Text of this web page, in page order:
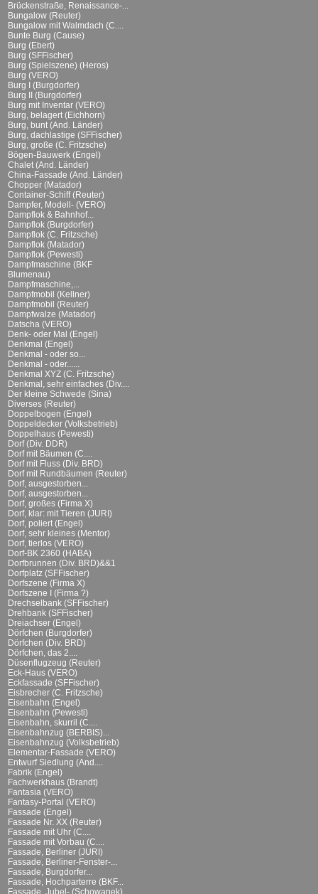
Brückenstraße, Renaissance-...
Bungalow (Reuter)
Bungalow mit Walmdach (C....
Bunte Burg (Cause)
Burg (Ebert)
Burg (SFFischer)
Burg (Spielszene) (Heros)
Burg (VERO)
Burg I (Burgdorfer)
Burg II (Burgdorfer)
Burg mit Inventar (VERO)
Burg, belagert (Eichhorn)
Burg, bunt (And. Länder)
Burg, dachlastige (SFFischer)
Burg, große (C. Fritzsche)
Bögen-Bauwerk (Engel)
Chalet (And. Länder)
China-Fassade (And. Länder)
Chopper (Matador)
Container-Schiff (Reuter)
Dampfer, Modell- (VERO)
Dampflok & Bahnhof...
Dampflok (Burgdorfer)
Dampflok (C. Fritzsche)
Dampflok (Matador)
Dampflok (Pewesti)
Dampfmaschine (BKF
Blumenau)
Dampfmaschine,...
Dampfmobil (Kellner)
Dampfmobil (Reuter)
Dampfwalze (Matador)
Datscha (VERO)
Denk- oder Mal (Engel)
Denkmal (Engel)
Denkmal - oder so...
Denkmal - oder......
Denkmal XYZ (C. Fritzsche)
Denkmal, sehr einfaches (Div....
Der kleine Schwede (Sina)
Diverses (Reuter)
Doppelbogen (Engel)
Doppeldecker (Volksbetrieb)
Doppelhaus (Pewesti)
Dorf (Div. DDR)
Dorf mit Bäumen (C....
Dorf mit Fluss (Div. BRD)
Dorf mit Rundbäumen (Reuter)
Dorf, ausgestorben...
Dorf, ausgestorben...
Dorf, großes (Firma X)
Dorf, klar: mit Tieren (JURI)
Dorf, poliert (Engel)
Dorf, sehr kleines (Mentor)
Dorf, tierlos (VERO)
Dorf-BK 2360 (HABA)
Dorfbrunnen (Div. BRD)&&1
Dorfplatz (SFFischer)
Dorfszene (Firma X)
Dorfszene I (Firma ?)
Drechselbank (SFFischer)
Drehbank (SFFischer)
Dreiachser (Engel)
Dörfchen (Burgdorfer)
Dörfchen (Div. BRD)
Dörfchen, das 2....
Düsenflugzeug (Reuter)
Eck-Haus (VERO)
Eckfassade (SFFischer)
Eisbrecher (C. Fritzsche)
Eisenbahn (Engel)
Eisenbahn (Pewesti)
Eisenbahn, skurril (C....
Eisenbahnzug (BERBIS)...
Eisenbahnzug (Volksbetrieb)
Elementar-Fassade (VERO)
Entwurf Siedlung (And....
Fabrik (Engel)
Fachwerkhaus (Brandt)
Fantasia (VERO)
Fantasy-Portal (VERO)
Fassade (Engel)
Fassade Nr. XX (Reuter)
Fassade mit Uhr (C....
Fassade mit Vorbau (C....
Fassade, Berliner (JURI)
Fassade, Berliner-Fenster-...
Fassade, Burgdorfer...
Fassade, Hochparterre (BKF...
Fassade, Jubel- (Schowanek)